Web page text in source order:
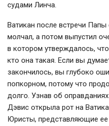
судами Линча.
Ватикан после встречи
молчал, а потом выпустил
в котором утверждалось,
кто она такая. Если вы
закончилось, вы глубоко
попкорном, потому что
долго. Узнав об
Дэвис открыла рот на
Юристы, представляющие